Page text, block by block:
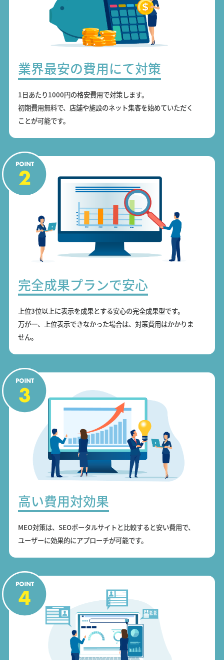
業界最安の費用にて対策
1日あたり1000円の格安費用で対策します。
初期費用無料で、店舗や施設のネット集客を始めていただく
ことが可能です。
完全成果プランで安心
上位3位以上に表示を成果とする安心の完全成果型です。
万が一、上位表示できなかった場合は、対策費用はかかりま
せん。
高い費用対効果
MEO対策は、SEOポータルサイトと比較すると安い費用で、
ユーザーに効果的にアプローチが可能です。